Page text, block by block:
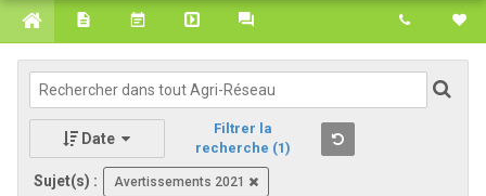
Date
Filtrer la
recherche (1)
Sujet(s) : Avertissements 2021